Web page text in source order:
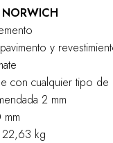
NORWICH
y
con cualquier tipo de
2 mm
22,63 kg